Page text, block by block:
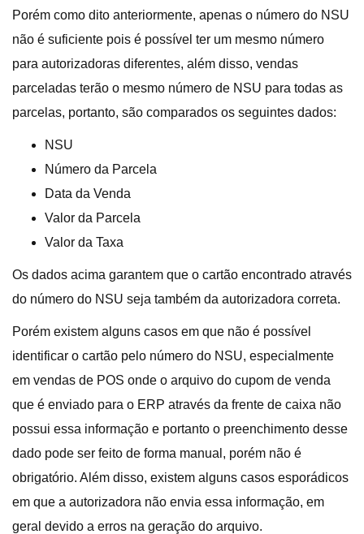
Porém como dito anteriormente, apenas o número do NSU
não é suficiente pois é possível ter um mesmo número
para autorizadoras diferentes, além disso, vendas
parceladas terão o mesmo número de NSU para todas as
parcelas, portanto, são comparados os seguintes dados:
NSU
Número da Parcela
Data da Venda
Valor da Parcela
Valor da Taxa
Os dados acima garantem que o cartão encontrado através
do número do NSU seja também da autorizadora correta.
Porém existem alguns casos em que não é possível
identificar o cartão pelo número do NSU, especialmente
em vendas de POS onde o arquivo do cupom de venda
que é enviado para o ERP através da frente de caixa não
possui essa informação e portanto o preenchimento desse
dado pode ser feito de forma manual, porém não é
obrigatório. Além disso, existem alguns casos esporádicos
em que a autorizadora não envia essa informação, em
geral devido a erros na geração do arquivo.